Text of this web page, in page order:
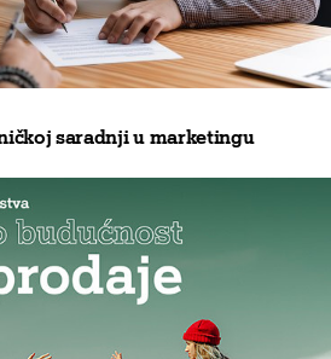
saradnji u marketingu